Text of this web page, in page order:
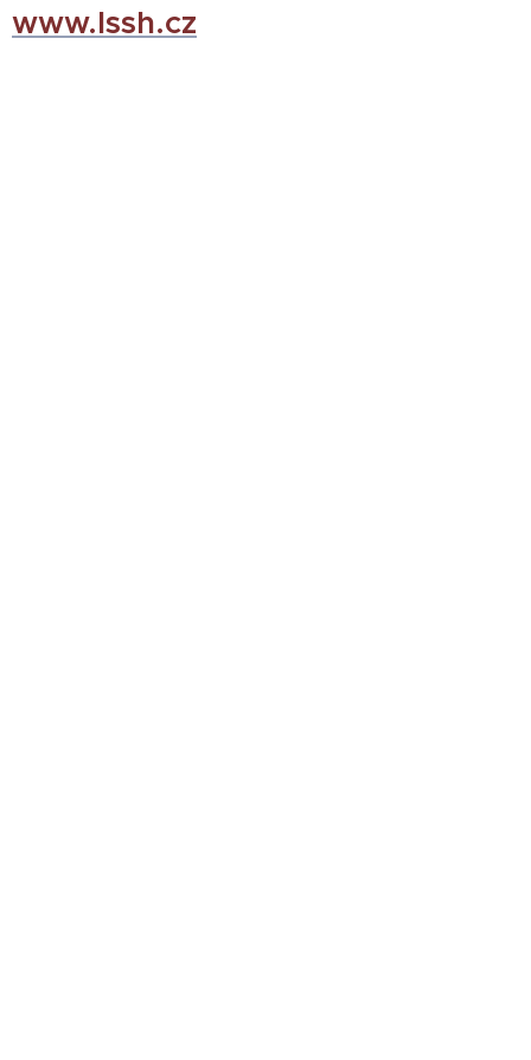
www.lssh.cz